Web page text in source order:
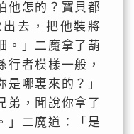
他怎的？寶貝都
去，把他裝將
。」二魔拿了葫
行者模樣一般，
是哪裏來的？」
弟，聞說你拿了
」二魔道：「是